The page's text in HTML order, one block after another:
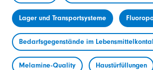
Lager und Transportsysteme
Bedarfsgegenstände im
Melamine-Quality Haustürfüllungen